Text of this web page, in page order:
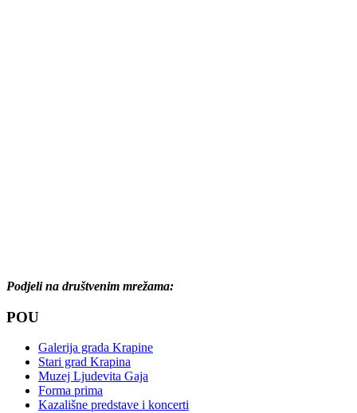
Podjeli na društvenim mrežama:
POU
Galerija grada Krapine
Stari grad Krapina
Muzej Ljudevita Gaja
Forma prima
Kazališne predstave i koncerti